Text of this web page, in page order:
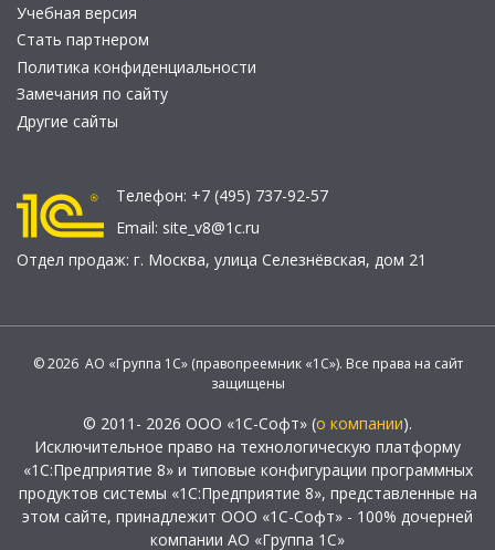
Учебная версия
Стать партнером
Политика конфиденциальности
Замечания по сайту
Другие сайты
Телефон: +7 (495) 737-92-57
Email: site_v8@1c.ru
Отдел продаж: г. Москва, улица Селезнёвская, дом 21
© 2026 АО «Группа 1С» (правопреемник «1С»). Все права на сайт
защищены
© 2011- 2026 ООО «1С-Софт» (о компании).
Исключительное право на технологическую платформу
«1С:Предприятие 8» и типовые конфигурации программных
продуктов системы «1С:Предприятие 8», представленные на
этом сайте, принадлежит ООО «1С-Софт» - 100% дочерней
компании АО «Группа 1С»